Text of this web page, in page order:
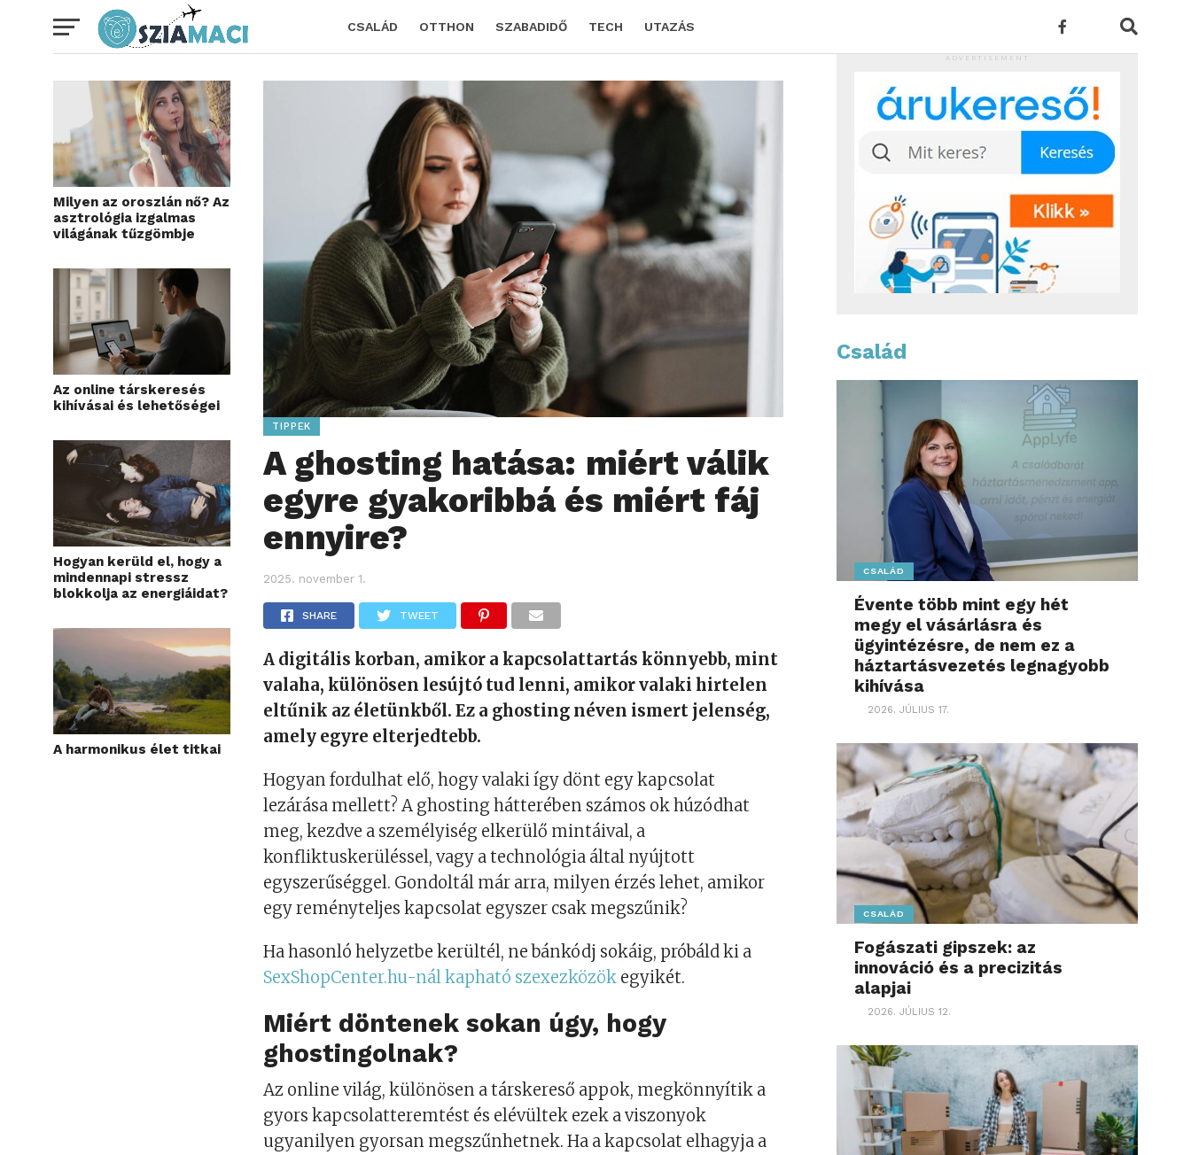
CSALÁD OTTHON SZABADIDŐ TECH UTAZÁS
Milyen az oroszlán nő? Az
asztrológia izgalmas
világának tűzgömbje
Az online társkeresés
kihívásai és lehetőségei
Hogyan kerüld el, hogy a
mindennapi stressz
blokkolja az energiáidat?
A harmonikus élet titkai
TIPPEK
A ghosting hatása: miért válik
egyre gyakoribbá és miért fáj
ennyire?
2025. november 1.
SHARE TWEET
A digitális korban, amikor a kapcsolattartás könnyebb, mint
valaha, különösen lesújtó tud lenni, amikor valaki hirtelen
eltűnik az életünkből. Ez a ghosting néven ismert jelenség,
amely egyre elterjedtebb.
Hogyan fordulhat elő, hogy valaki így dönt egy kapcsolat
lezárása mellett? A ghosting hátterében számos ok húzódhat
meg, kezdve a személyiség elkerülő mintáival, a
konfliktuskerüléssel, vagy a technológia által nyújtott
egyszerűséggel. Gondoltál már arra, milyen érzés lehet, amikor
egy reményteljes kapcsolat egyszer csak megszűnik?
Ha hasonló helyzetbe kerültél, ne bánkódj sokáig, próbáld ki a
SexShopCenter.hu-nál kapható szexezközök egyikét.
Miért döntenek sokan úgy, hogy
ghostingolnak?
Az online világ, különösen a társkereső appok, megkönnyítik a
gyors kapcsolatteremtést és elévültek ezek a viszonyok
ugyanilyen gyorsan megszűnhetnek. Ha a kapcsolat elhagyja a
ADVERTISEMENT
Család
CSALÁD
Évente több mint egy hét
megy el vásárlásra és
ügyintézésre, de nem ez a
háztartásvezetés legnagyobb
kihívása
2026. JÚLIUS 17.
CSALÁD
Fogászati gipszek: az
innováció és a precizitás
alapjai
2026. JÚLIUS 12.